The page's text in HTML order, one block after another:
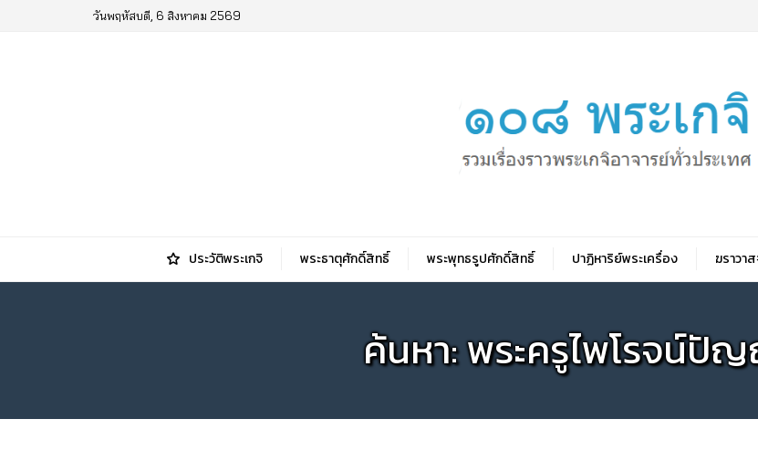
วันพฤหัสบดี, 6 สิงหาคม 2569
ประวัติพระเกจิ พระธาตุศักดิ์สิทธิ์ พระพุทธรูปศักดิ์สิทธิ์ ปาฏิหาริย์พระเครื่อง ฆราวา
ค้นหา: พระครูไพโรจน์